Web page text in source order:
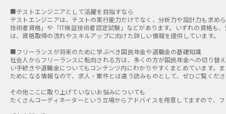
■テストエンジニアとして活躍を目指すなら
テストエンジニアは、テストの実行能力だけでなく、分析力や設計力も求
技術者資格」や「IT検証技術者認定試験」などがあります。いずれの資格も
は、資格取得の流れやスキルアップに向けた詳しい情報を提供しています。
■フリーランスが将来のために学ぶべき国民年金や退職金の基礎知識
社会人からフリーランスに転向される方は、多くの方が国民年金への切り替
い手続きや退職金についてもコンテンツ内にわかりやすくまとめています。
ためになる情報なので、求人・案件とは違う読みものとして、ぜひご覧くだ
その他ここに取り上げていないお悩みについても
たくさんコーディネーターという立場からアドバイスを用意してますので、